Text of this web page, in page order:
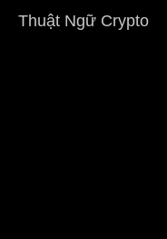
Thuật Ngữ Crypto